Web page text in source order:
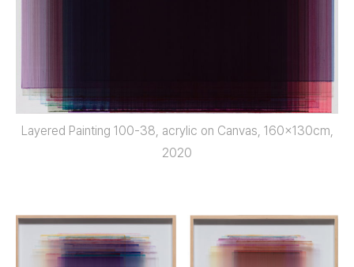
Layered Painting 100-38, acrylic on Canvas, 160x130cm,
2020